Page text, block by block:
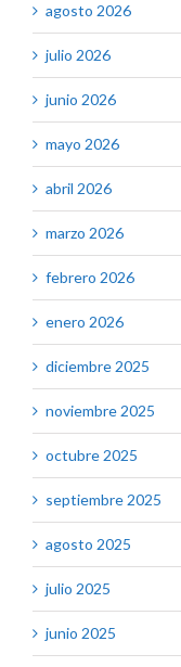
agosto 2026
julio 2026
junio 2026
mayo 2026
abril 2026
marzo 2026
febrero 2026
enero 2026
diciembre 2025
noviembre 2025
octubre 2025
septiembre 2025
agosto 2025
julio 2025
junio 2025